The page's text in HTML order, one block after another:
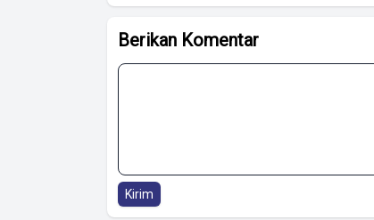
Berikan Komentar
Kirim